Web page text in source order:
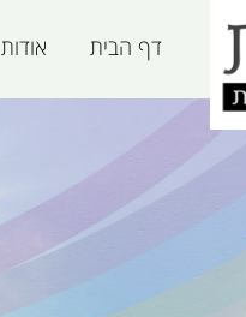
דף הבית אודות